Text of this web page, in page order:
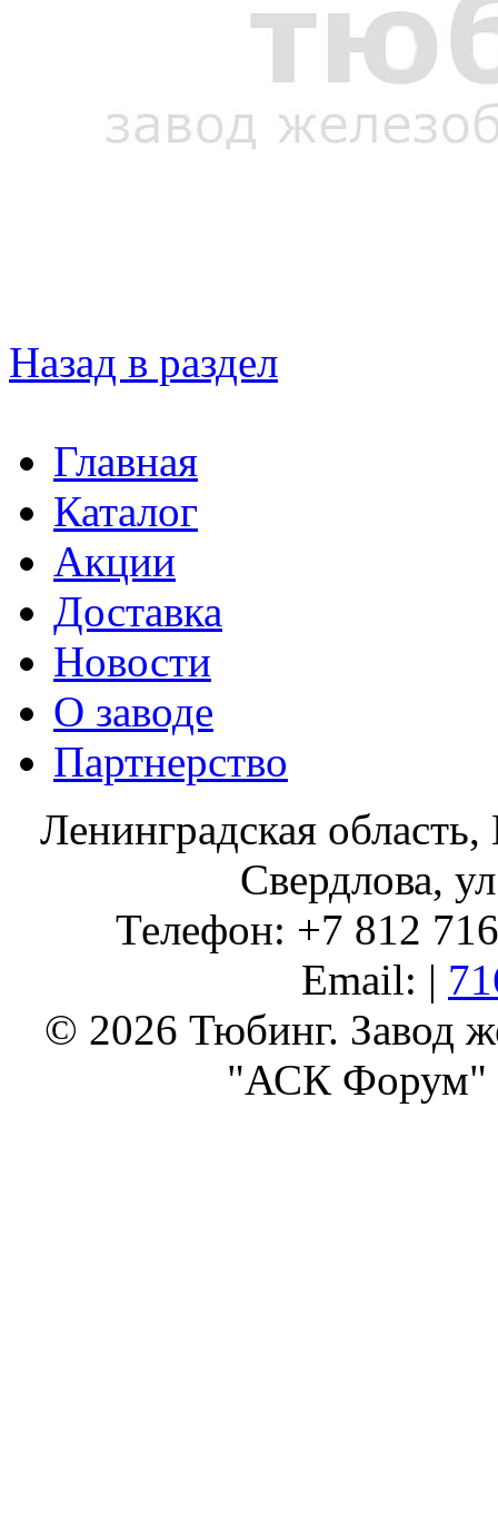
Назад в раздел
Главная
Каталог
Акции
Доставка
Новости
О заводе
Партнерство
Ленинградская
Свердлова,
Телефон: +7 812
Email: |
© 2026 Тюбинг. Завод
"АСК Форум"